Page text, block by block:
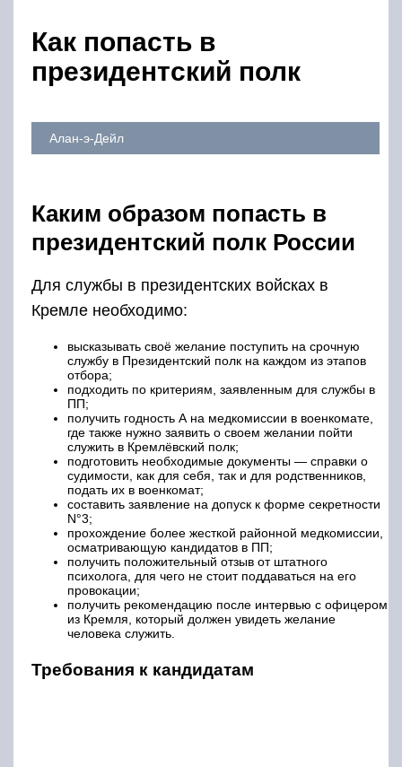
Как попасть в
президентский полк
Алан-э-Дейл
Каким образом попасть в
президентский полк России
Для службы в президентских войсках в
Кремле необходимо:
высказывать своё желание поступить на срочную
службу в Президентский полк на каждом из этапов
отбора;
подходить по критериям, заявленным для службы в
ПП;
получить годность А на медкомиссии в военкомате,
где также нужно заявить о своем желании пойти
служить в Кремлёвский полк;
подготовить необходимые документы — справки о
судимости, как для себя, так и для родственников,
подать их в военкомат;
составить заявление на допуск к форме секретности
N°3;
прохождение более жесткой районной медкомиссии,
осматривающую кандидатов в ПП;
получить положительный отзыв от штатного
психолога, для чего не стоит поддаваться на его
провокации;
получить рекомендацию после интервью с офицером
из Кремля, который должен увидеть желание
человека служить.
Требования к кандидатам